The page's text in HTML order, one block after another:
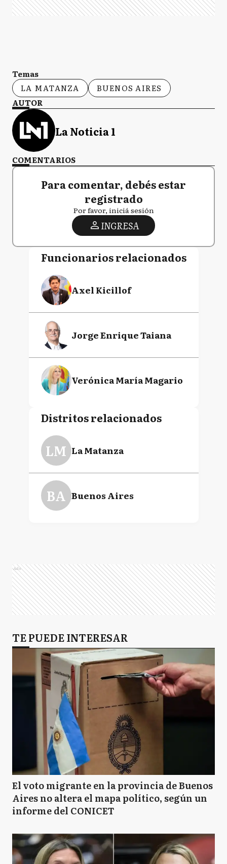
Temas
LA MATANZA
BUENOS AIRES
AUTOR
La Noticia 1
COMENTARIOS
Para comentar, debés estar
registrado
Por favor, iniciá sesión
INGRESA
Funcionarios relacionados
Axel Kicillof
Jorge Enrique Taiana
Verónica María Magario
Distritos relacionados
LM La Matanza
BA Buenos Aires
Ads
TE PUEDE INTERESAR
El voto migrante en la provincia de Buenos
Aires no altera el mapa político, según un
informe del CONICET